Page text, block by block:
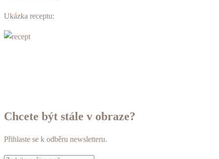
Ukázka receptu:
Chcete být stále v obraze?
Přihlaste se k odběru newsletteru.